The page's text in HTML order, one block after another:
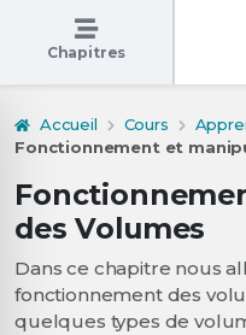
Chapitres
Accueil Cours
Fonctionnement et
des Volumes
Dans ce chapitre nous
fonctionnement des
quelques types de